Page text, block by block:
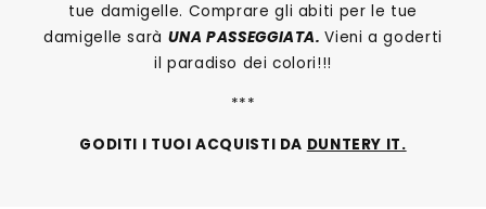
tue damigelle. Comprare gli abiti per le tue
damigelle sarà UNA PASSEGGIATA.Vieni a goderti
il paradiso dei colori!!!
***
GODITI I TUOI ACQUISTI DA DUNTERY IT.